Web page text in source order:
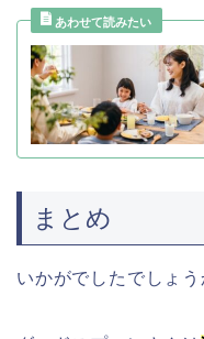
まとめ
いかがでしたでしょう